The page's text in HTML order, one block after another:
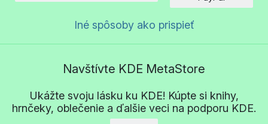
Iné spôsoby ako prispieť
Navštívte KDE MetaStore
Ukážte svoju lásku ku KDE! Kúpte si knihy,
hrnčeky, oblečenie a ďalšie veci na podporu KDE.